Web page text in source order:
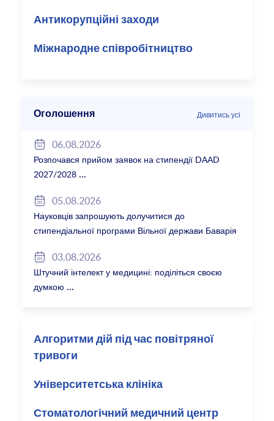
Антикорупційні заходи
Міжнародне співробітництво
Оголошення Дивитись усі
06.08.2026
Розпочався прийом заявок на стипендії DAAD
2027/2028
05.08.2026
Науковців запрошують долучитися до
стипендіальної програми Вільної держави Баварія
03.08.2026
Штучний інтелект у медицині: поділіться своєю
думкою
Алгоритми дій під час повітряної
тривоги
Університетська клініка
Стоматологічний медичний центр